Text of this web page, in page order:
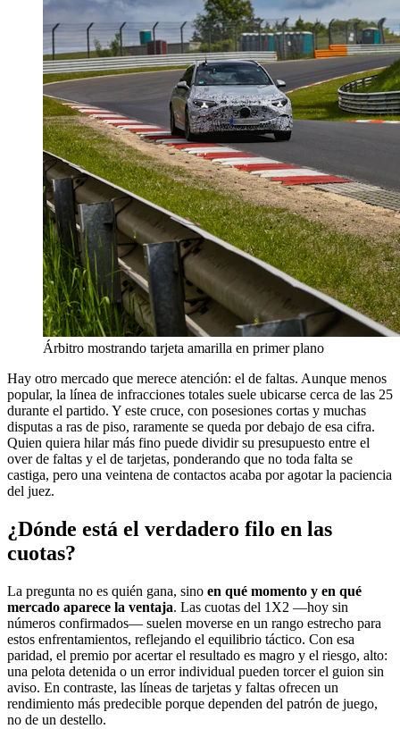
Árbitro mostrando tarjeta amarilla en primer plano
Hay otro mercado que merece atención: el de faltas. Aunque menos
popular, la línea de infracciones totales suele ubicarse cerca de las 25
durante el partido. Y este cruce, con posesiones cortas y muchas
disputas a ras de piso, raramente se queda por debajo de esa cifra.
Quien quiera hilar más fino puede dividir su presupuesto entre el
over de faltas y el de tarjetas, ponderando que no toda falta se
castiga, pero una veintena de contactos acaba por agotar la paciencia
del juez.
¿Dónde está el verdadero filo en las
cuotas?
La pregunta no es quién gana, sino en qué momento y en qué
mercado aparece la ventaja. Las cuotas del 1X2 —hoy sin
números confirmados— suelen moverse en un rango estrecho para
estos enfrentamientos, reflejando el equilibrio táctico. Con esa
paridad, el premio por acertar el resultado es magro y el riesgo, alto:
una pelota detenida o un error individual pueden torcer el guion sin
aviso. En contraste, las líneas de tarjetas y faltas ofrecen un
rendimiento más predecible porque dependen del patrón de juego,
no de un destello.